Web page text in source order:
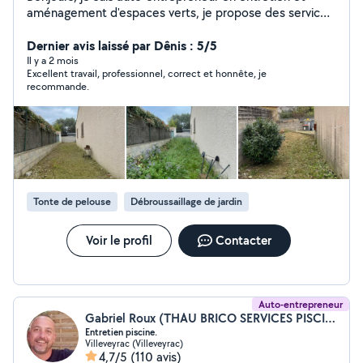
aménagement d'espaces verts, je propose des services
la création de petits aménagements extérieurs. Travail
soigné, réactif et adapté à vos besoins. N'hésitez pas à
me contacter pour toute demande. Devis gratuit
Dernier avis laissé par Dênis : 5/5
Il y a 2 mois
Excellent travail, professionnel, correct et honnête, je
recommande.
Tonte de pelouse Débroussaillage de jardin
Voir le profil Contacter
Auto-entrepreneur
Gabriel Roux (THAU BRICO SERVICES PISCINES)
Entretien piscine.
Villeveyrac (Villeveyrac)
4,7/5 (110 avis)